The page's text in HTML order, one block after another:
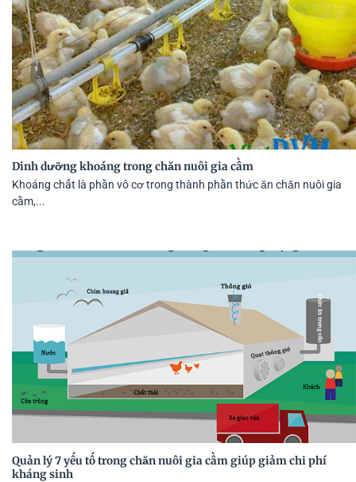
Dinh dưỡng khoáng trong chăn nuôi gia cầm
Khoáng chất là phần vô cơ trong thành phần thức ăn chăn nuôi gia
cầm,...
Quản lý 7 yếu tố trong chăn nuôi gia cầm giúp giảm chi phí
kháng sinh